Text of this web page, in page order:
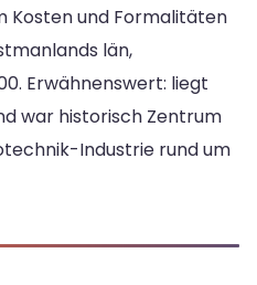
Kosten und Formalitäten
län,
Erwähnenswert: liegt
war historisch Zentrum
Industrie rund um